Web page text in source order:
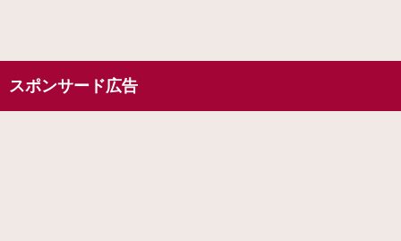
スポンサード広告